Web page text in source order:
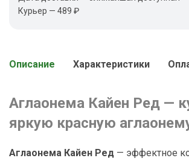
Курьер — 489 ₽
Описание Характеристики
Аглаонема Кайен Ред —
яркую красную
Аглаонема Кайен Ред — эффектное